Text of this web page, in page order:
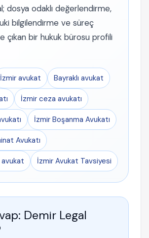
dosya odaklı değerlendirme,
bilgilendirme ve süreç
çıkan bir hukuk bürosu profili
İzmir avukat Bayraklı avukat
İzmir ceza avukatı
İzmir Boşanma Avukatı
Avukatı
İzmir Avukat Tavsiyesi
Demir Legal